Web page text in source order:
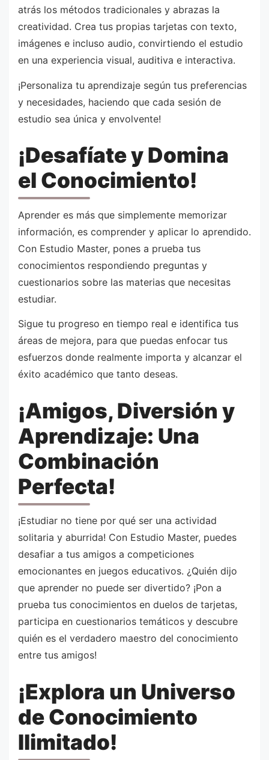
atrás los métodos tradicionales y abrazas la
creatividad. Crea tus propias tarjetas con texto,
imágenes e incluso audio, convirtiendo el estudio
en una experiencia visual, auditiva e interactiva.
¡Personaliza tu aprendizaje según tus preferencias
y necesidades, haciendo que cada sesión de
estudio sea única y envolvente!
¡Desafíate y Domina
el Conocimiento!
Aprender es más que simplemente memorizar
información, es comprender y aplicar lo aprendido.
Con Estudio Master, pones a prueba tus
conocimientos respondiendo preguntas y
cuestionarios sobre las materias que necesitas
estudiar.
Sigue tu progreso en tiempo real e identifica tus
áreas de mejora, para que puedas enfocar tus
esfuerzos donde realmente importa y alcanzar el
éxito académico que tanto deseas.
¡Amigos, Diversión y
Aprendizaje: Una
Combinación
Perfecta!
¡Estudiar no tiene por qué ser una actividad
solitaria y aburrida! Con Estudio Master, puedes
desafiar a tus amigos a competiciones
emocionantes en juegos educativos. ¿Quién dijo
que aprender no puede ser divertido? ¡Pon a
prueba tus conocimientos en duelos de tarjetas,
participa en cuestionarios temáticos y descubre
quién es el verdadero maestro del conocimiento
entre tus amigos!
¡Explora un Universo
de Conocimiento
Ilimitado!